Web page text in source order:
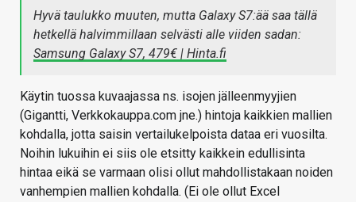
Hyvä taulukko muuten, mutta Galaxy S7:ää saa tällä
hetkellä halvimmillaan selvästi alle viiden sadan:
Samsung Galaxy S7, 479€ | Hinta.fi
Käytin tuossa kuvaajassa ns. isojen jälleenmyyjien
(Gigantti, Verkkokauppa.com jne.) hintoja kaikkien mallien
kohdalla, jotta saisin vertailukelpoista dataa eri vuosilta.
Noihin lukuihin ei siis ole etsitty kaikkein edullisinta
hintaa eikä se varmaan olisi ollut mahdollistakaan noiden
vanhempien mallien kohdalla. (Ei ole ollut Excel